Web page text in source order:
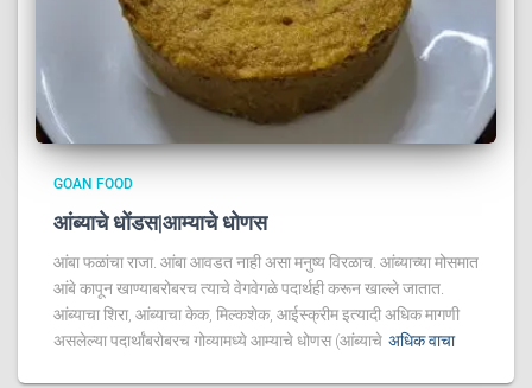
GOAN FOOD
आंब्याचे धोंडस|आम्याचे धोणस
आंबा फळांचा राजा. आंबा आवडत नाही असा मनुष्य विरळाच. आंब्याच्या मोसमात
आंबे कापून खाण्याबरोबरच त्याचे वेगवेगळे पदार्थही करून खाल्ले जातात.
आंब्याचा शिरा, आंब्याचा केक, मिल्कशेक, आईस्क्रीम इत्यादी अधिक मागणी
असलेल्या पदार्थांबरोबरच गोव्यामध्ये आम्याचे धोणस (आंब्याचे अधिक वाचा